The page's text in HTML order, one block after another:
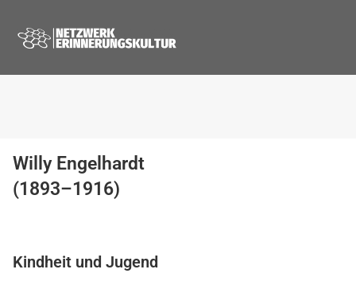
Willy Engelhardt
(1893–1916)
Kindheit und Jugend